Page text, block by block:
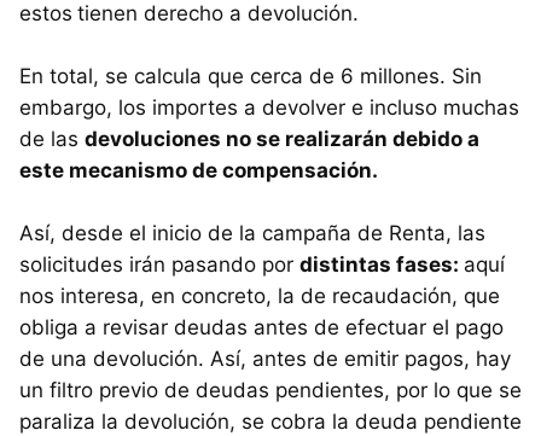
estos tienen derecho a devolución.
En total, se calcula que cerca de 6 millones. Sin
embargo, los importes a devolver e incluso muchas
de las devoluciones no se realizarán debido a
este mecanismo de compensación.
Así, desde el inicio de la campaña de Renta, las
solicitudes irán pasando por distintas fases: aquí
nos interesa, en concreto, la de recaudación, que
obliga a revisar deudas antes de efectuar el pago
de una devolución. Así, antes de emitir pagos, hay
un filtro previo de deudas pendientes, por lo que se
paraliza la devolución, se cobra la deuda pendiente